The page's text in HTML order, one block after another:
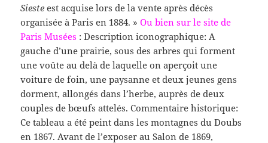
Sieste est acquise lors de la vente après décès
organisée à Paris en 1884. »Ou bien sur le site de
Paris Musées : Description iconographique: A
gauche d’une prairie, sous des arbres qui forment
une voûte au delà de laquelle on aperçoit une
voiture de foin, une paysanne et deux jeunes gens
dorment, allongés dans l’herbe, auprès de deux
couples de bœufs attelés. Commentaire historique:
Ce tableau a été peint dans les montagnes du Doubs
en 1867. Avant de l’exposer au Salon de 1869,